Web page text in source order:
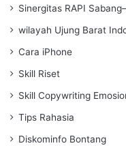
Sinergitas RAPI
wilayah Ujung Barat
Cara iPhone
Skill Riset
Skill Copywriting
Tips Rahasia
Diskominfo Bontang